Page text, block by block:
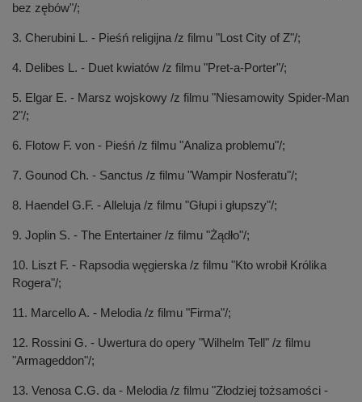
bez zębów"/;
3. Cherubini L. - Pieśń religijna /z filmu "Lost City of Z"/;
4. Delibes L. - Duet kwiatów /z filmu "Pret-a-Porter"/;
5. Elgar E. - Marsz wojskowy /z filmu "Niesamowity Spider-Man
2"/;
6. Flotow F. von - Pieśń /z filmu "Analiza problemu"/;
7. Gounod Ch. - Sanctus /z filmu "Wampir Nosferatu"/;
8. Haendel G.F. - Alleluja /z filmu "Głupi i głupszy"/;
9. Joplin S. - The Entertainer /z filmu "Żądło"/;
10. Liszt F. - Rapsodia węgierska /z filmu "Kto wrobił Królika
Rogera"/;
11. Marcello A. - Melodia /z filmu "Firma"/;
12. Rossini G. - Uwertura do opery "Wilhelm Tell" /z filmu
"Armageddon"/;
13. Venosa C.G. da - Melodia /z filmu "Złodziej tożsamości -